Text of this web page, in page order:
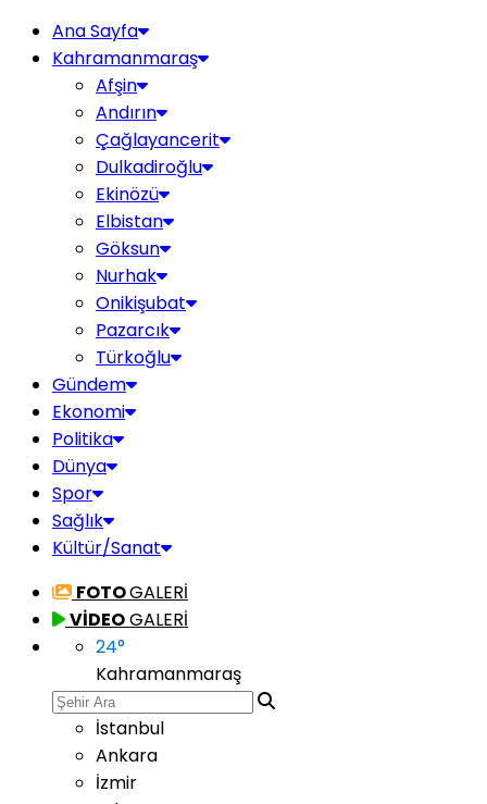
Ana Sayfa
Kahramanmaraş
Afşin
Andırın
Çağlayancerit
Dulkadiroğlu
Ekinözü
Elbistan
Göksun
Nurhak
Onikişubat
Pazarcık
Türkoğlu
Gündem
Ekonomi
Politika
Dünya
Spor
Sağlık
Kültür/Sanat
FOTOGALERİ
VİDEOGALERİ
24°
Kahramanmaraş
İstanbul
Ankara
İzmir